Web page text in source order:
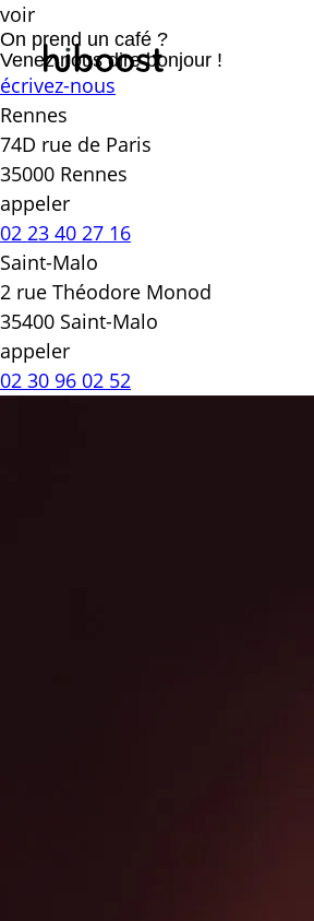
voir
On prend un café ?
Venez nous dire bonjour !
écrivez-nous
Rennes
74D rue de Paris
35000 Rennes
appeler
02 23 40 27 16
Saint-Malo
2 rue Théodore Monod
35400 Saint-Malo
appeler
02 30 96 02 52